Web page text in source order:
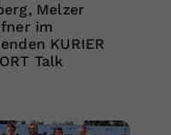
Melzer
im
KURIER
Talk